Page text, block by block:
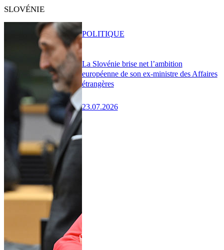
SLOVÉNIE
La Slovénie brise net l’ambition
européenne de son ex-ministre des Affaires
étrangères
23.07.2026
POLITIQUE